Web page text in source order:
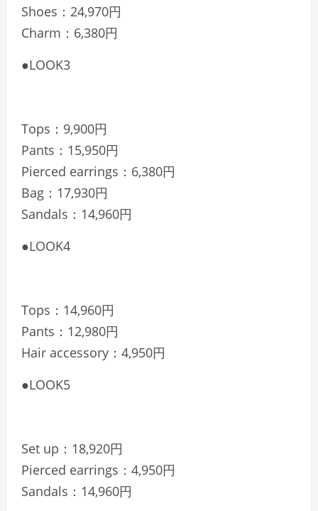
Shoes：24,970円
Charm：6,380円
●LOOK3
Tops：9,900円
Pants：15,950円
Pierced earrings：6,380円
Bag：17,930円
Sandals：14,960円
●LOOK4
Tops：14,960円
Pants：12,980円
Hair accessory：4,950円
●LOOK5
Set up：18,920円
Pierced earrings：4,950円
Sandals：14,960円